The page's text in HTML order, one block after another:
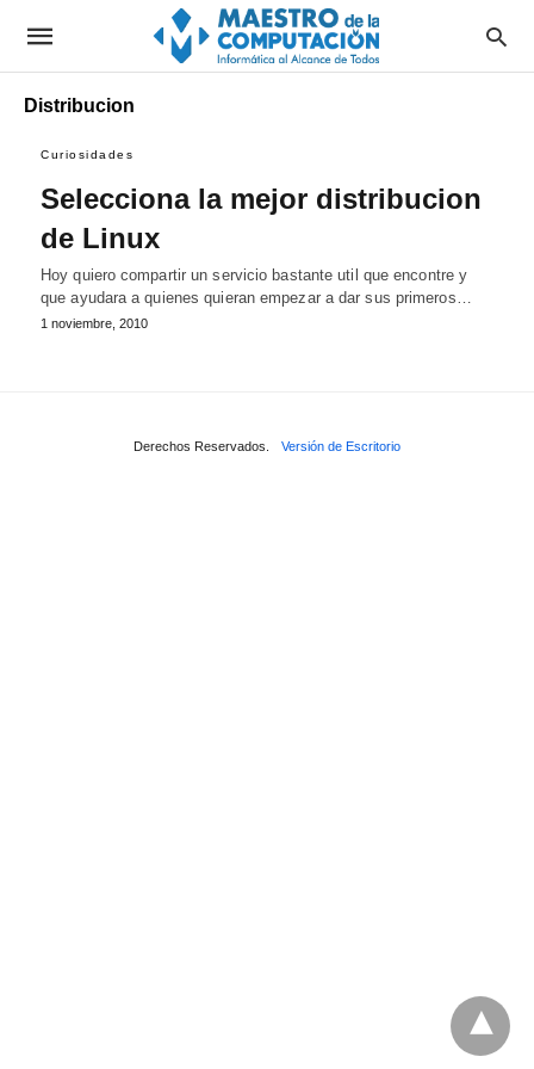
Distribucion
Curiosidades
Selecciona la mejor distribucion
de Linux
Hoy quiero compartir un servicio bastante util que encontre y
que ayudara a quienes quieran empezar a dar sus primeros…
1 noviembre, 2010
Derechos Reservados. Versión de Escritorio